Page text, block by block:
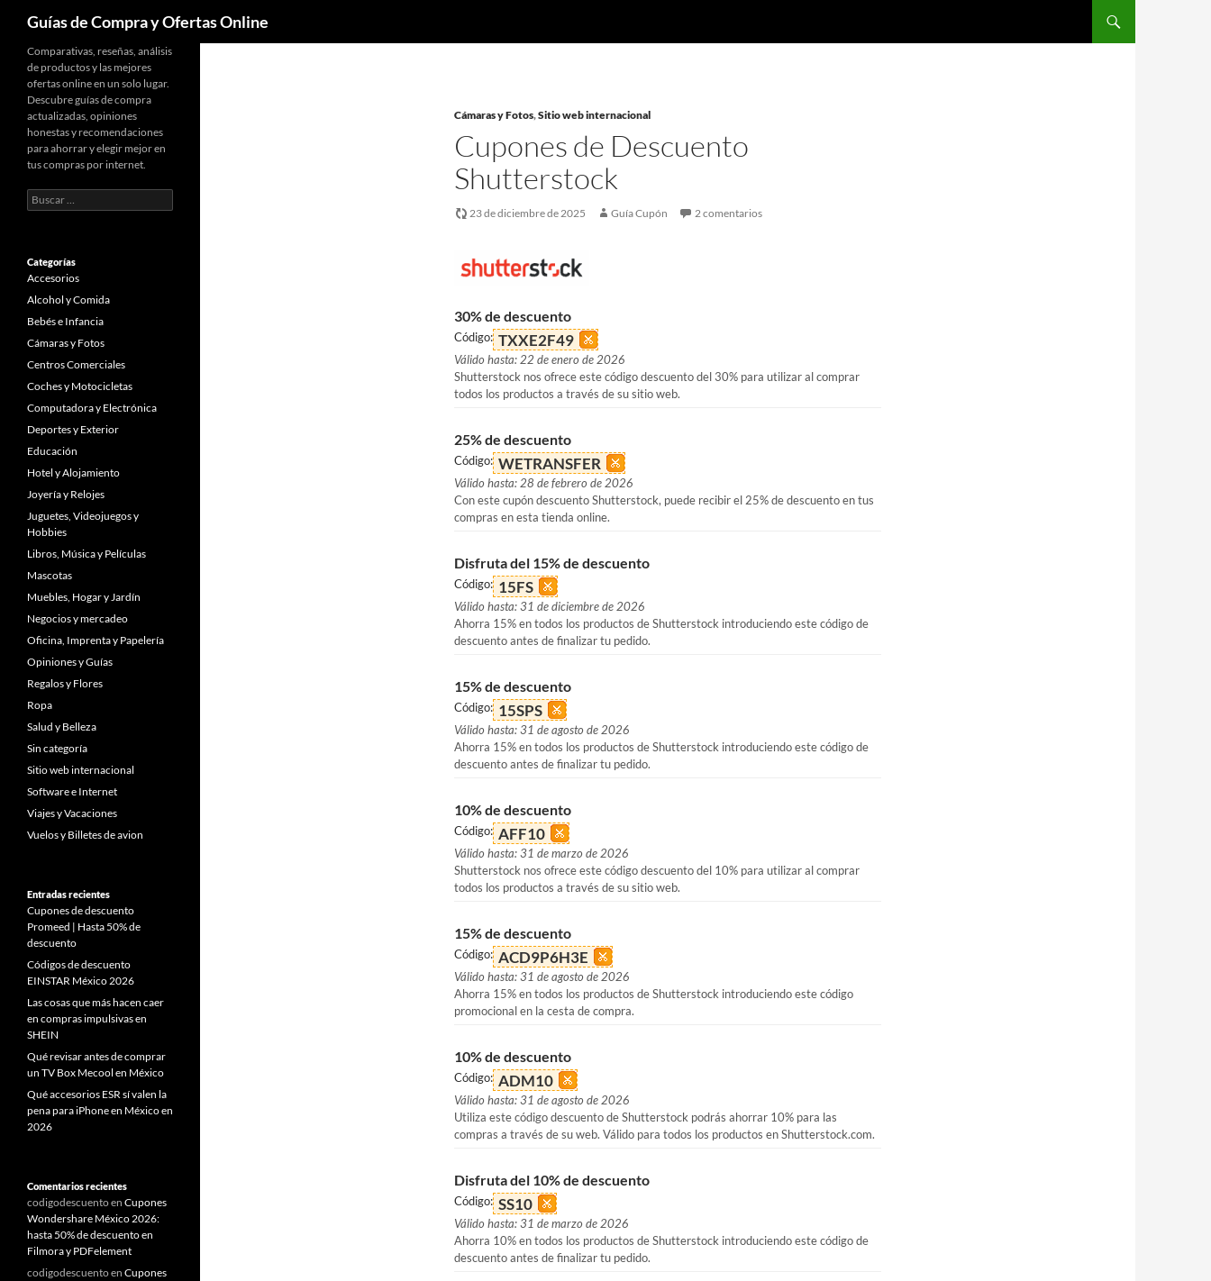
Guías de Compra y Ofertas Online
Cámaras y Fotos,Sitio web internacional
Cupones de Descuento
Shutterstock
23 de diciembre de 2025 Guía Cupón 2 comentarios
30% de descuento
Código: TXXE2F49
Válido hasta: 22 de enero de 2026
Shutterstock nos ofrece este código descuento del 30% para utilizar al comprar
todos los productos a través de su sitio web.
25% de descuento
Código: WETRANSFER
Válido hasta: 28 de febrero de 2026
Con este cupón descuento Shutterstock, puede recibir el 25% de descuento en tus
compras en esta tienda online.
Disfruta del 15% de descuento
Código: 15FS
Válido hasta: 31 de diciembre de 2026
Ahorra 15% en todos los productos de Shutterstock introduciendo este código de
descuento antes de finalizar tu pedido.
15% de descuento
Código: 15SPS
Válido hasta: 31 de agosto de 2026
Ahorra 15% en todos los productos de Shutterstock introduciendo este código de
descuento antes de finalizar tu pedido.
10% de descuento
Código: AFF10
Válido hasta: 31 de marzo de 2026
Shutterstock nos ofrece este código descuento del 10% para utilizar al comprar
todos los productos a través de su sitio web.
15% de descuento
Código: ACD9P6H3E
Válido hasta: 31 de agosto de 2026
Ahorra 15% en todos los productos de Shutterstock introduciendo este código
promocional en la cesta de compra.
10% de descuento
Código: ADM10
Válido hasta: 31 de agosto de 2026
Utiliza este código descuento de Shutterstock podrás ahorrar 10% para las
compras a través de su web. Válido para todos los productos en Shutterstock.com.
Disfruta del 10% de descuento
Código: SS10
Válido hasta: 31 de marzo de 2026
Ahorra 10% en todos los productos de Shutterstock introduciendo este código de
descuento antes de finalizar tu pedido.
Comparativas, reseñas, análisis
de productos y las mejores
ofertas online en un solo lugar.
Descubre guías de compra
actualizadas, opiniones
honestas y recomendaciones
para ahorrar y elegir mejor en
tus compras por internet.
Buscar:
Categorías
Accesorios
Alcohol y Comida
Bebés e Infancia
Cámaras y Fotos
Centros Comerciales
Coches y Motocicletas
Computadora y Electrónica
Deportes y Exterior
Educación
Hotel y Alojamiento
Joyería y Relojes
Juguetes, Videojuegos y
Hobbies
Libros, Música y Películas
Mascotas
Muebles, Hogar y Jardín
Negocios y mercadeo
Oficina, Imprenta y Papelería
Opiniones y Guías
Regalos y Flores
Ropa
Salud y Belleza
Sin categoría
Sitio web internacional
Software e Internet
Viajes y Vacaciones
Vuelos y Billetes de avion
Entradas recientes
Cupones de descuento
Promeed | Hasta 50% de
descuento
Códigos de descuento
EINSTAR México 2026
Las cosas que más hacen caer
en compras impulsivas en
SHEIN
Qué revisar antes de comprar
un TV Box Mecool en México
Qué accesorios ESR sí valen la
pena para iPhone en México en
2026
Comentarios recientes
codigodescuentoen Cupones
Wondershare México 2026:
hasta 50% de descuento en
Filmora y PDFelement
codigodescuentoen Cupones